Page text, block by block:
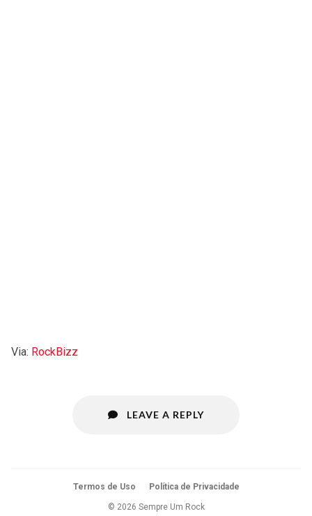
Via: RockBizz
LEAVE A REPLY
Termos de Uso Política de Privacidade
© 2026 Sempre Um Rock